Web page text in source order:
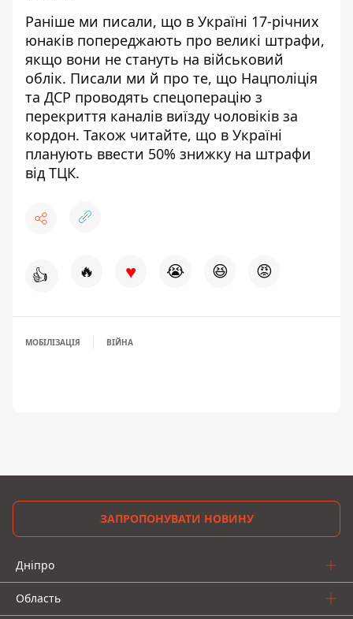
Раніше ми писали, що в Україні 17-річних
юнаків попереджають про великі штрафи,
якщо вони не стануть на військовий
облік. Писали ми й про те, що Нацполіція
та ДСР проводять спецоперацію з
перекриття каналів виїзду чоловіків за
кордон. Також читайте, що в Україні
планують ввести 50% знижку на штрафи
від ТЦК.
👍 🔥 ♥ 😭 😆 😡
МОБІЛІЗАЦІЯ ВІЙНА
ЗАПРОПОНУВАТИ НОВИНУ
Дніпро
Область